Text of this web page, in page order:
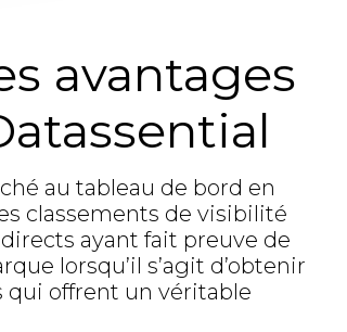
avantages
au tableau de bord en
classements de visibilité
ayant fait preuve de
lorsqu’il s’agit d’obtenir
offrent un véritable